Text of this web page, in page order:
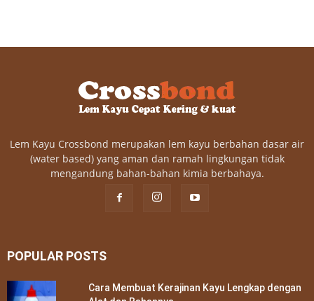
Lem Kayu Crossbond merupakan lem kayu berbahan dasar air
(water based) yang aman dan ramah lingkungan tidak
mengandung bahan-bahan kimia berbahaya.
POPULAR POSTS
Cara Membuat Kerajinan Kayu Lengkap dengan